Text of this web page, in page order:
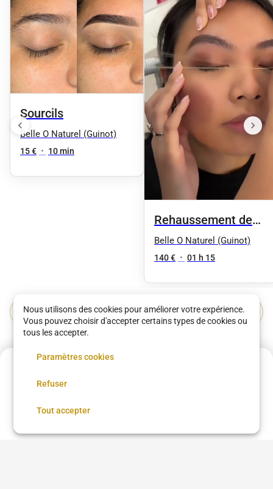
Sourcils
Belle O Naturel (Guinot)
15 € • 10 min
Rehaussement de
cils + Teinture de
cils en duo 1h10
Belle O Naturel (Guinot)
140 € • 01 h 15
Voir tous les services
Découvrez les meilleurs établissements de
Réservez maintenant, réglez le reste sur place
Nous utilisons des cookies pour améliorer votre expérience.
Vous pouvez choisir d'accepter certains types de cookies ou
tous les accepter.
Paramètres cookies
Refuser
Tout accepter